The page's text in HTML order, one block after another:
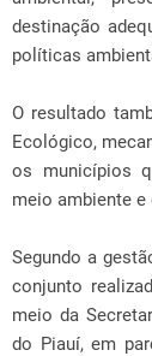
destinação
políticas
O resultado
Ecológico,
os municípios
meio ambiente
Segundo a
conjunto
meio da
do Piauí, em